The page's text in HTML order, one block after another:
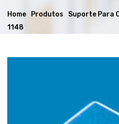
Home Produtos
Suporte Para
1148